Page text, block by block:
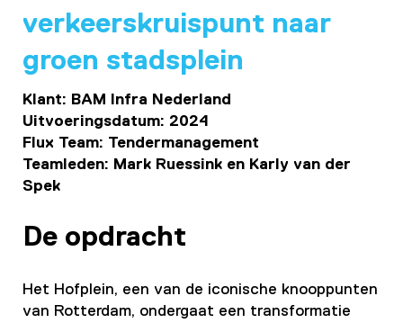
verkeerskruispunt naar
groen stadsplein
Klant: BAM Infra Nederland
Uitvoeringsdatum: 2024
Flux Team: Tendermanagement
Teamleden: Mark Ruessink en Karly van der
Spek
De opdracht
Het Hofplein, een van de iconische knooppunten
van Rotterdam, ondergaat een transformatie